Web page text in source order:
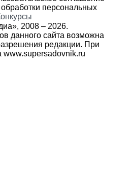
персональных
2008 – 2026.
данного сайта возможна
редакции. При
www.supersadovnik.ru